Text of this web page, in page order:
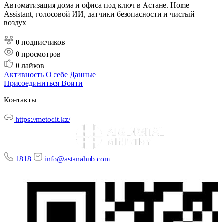
Автоматизация дома и офиса под ключ в Астане. Home
Assistant, голосовой ИИ, датчики безопасности и чистый
воздух
0 подписчиков
0 просмотров
0 лайков
Активность О себе Данные
Присоединиться Войти
Контакты
https://metodit.kz/
1818 info@astanahub.com